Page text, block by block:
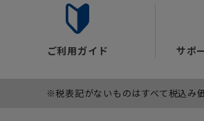
ご利用ガイド サポ
※税表記がないものはすべて税込み